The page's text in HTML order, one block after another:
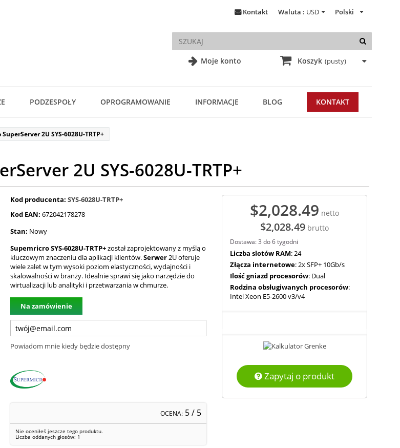
Moje konto
Polski
Waluta : USD
Kontakt
Koszyk (pusty)
PODZESPOŁY OPROGRAMOWANIE INFORMACJE BLOG KONTAKT
2U SYS-6028U-TRTP+
2U SYS-6028U-TRTP+
Kod producenta: SYS-6028U-TRTP+
Kod EAN: 672042178278
Stan: Nowy
Supemricro SYS-6028U-TRTP+został zaprojektowany z myślą o
kluczowym znaczeniu dla aplikacji klientów.Serwer2U oferuje
wiele zalet w tym wysoki poziom elastyczności, wydajności i
skalowalności w branży. Idealnie sprawi się jako narzędzie do
wirtualizacji lub analityki i przetwarzania w chmurze.
Na zamówienie
Powiadom mnie kiedy będzie dostępny
OCENA: 5/ 5
Nie oceniłeś jeszcze tego produktu.
Liczba oddanych głosów: 1
$2,028.49 netto
$2,028.49 brutto
Dostawa: 3 do 6 tygodni
Liczba slotów RAM: 24
Złącza internetowe: 2x SFP+ 10Gb/s
Ilość gniazd procesorów: Dual
Rodzina obsługiwanych procesorów:
Intel Xeon E5-2600 v3/v4
Zapytaj o produkt